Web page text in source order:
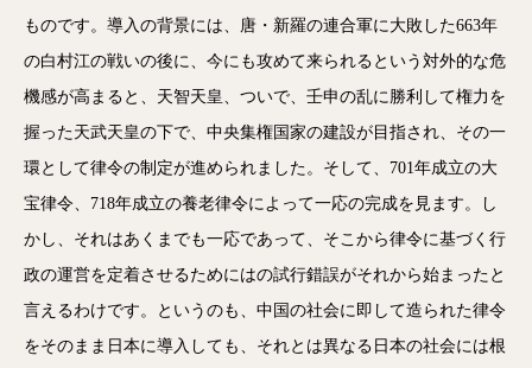
ものです。導入の背景には、唐・新羅の連合軍に大敗した663年
の白村江の戦いの後に、今にも攻めて来られるという対外的な危
機感が高まると、天智天皇、ついで、壬申の乱に勝利して権力を
握った天武天皇の下で、中央集権国家の建設が目指され、その一
環として律令の制定が進められました。そして、701年成立の大
宝律令、718年成立の養老律令によって一応の完成を見ます。し
かし、それはあくまでも一応であって、そこから律令に基づく行
政の運営を定着させるためにはの試行錯誤がそれから始まったと
言えるわけです。というのも、中国の社会に即して造られた律令
をそのまま日本に導入しても、それとは異なる日本の社会には根